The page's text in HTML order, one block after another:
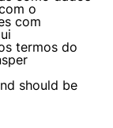
o
com
termos do
should be